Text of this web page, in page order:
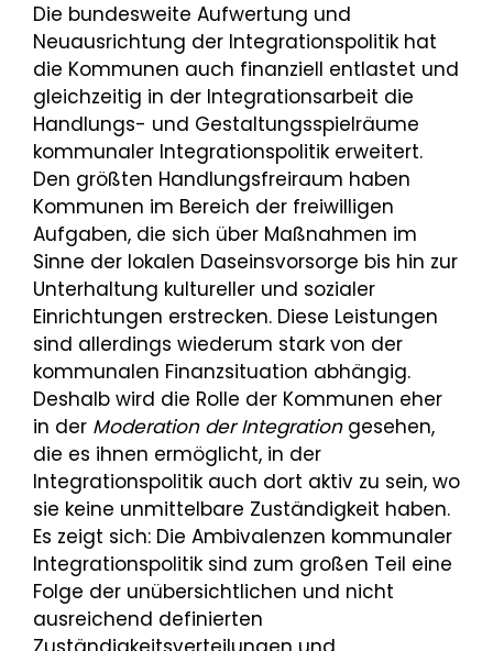
Die bundesweite Aufwertung und
Neuausrichtung der Integrationspolitik hat
die Kommunen auch finanziell entlastet und
gleichzeitig in der Integrationsarbeit die
Handlungs- und Gestaltungsspielräume
kommunaler Integrationspolitik erweitert.
Den größten Handlungsfreiraum haben
Kommunen im Bereich der freiwilligen
Aufgaben, die sich über Maßnahmen im
Sinne der lokalen Daseinsvorsorge bis hin zur
Unterhaltung kultureller und sozialer
Einrichtungen erstrecken. Diese Leistungen
sind allerdings wiederum stark von der
kommunalen Finanzsituation abhängig.
Deshalb wird die Rolle der Kommunen eher
in der Moderation der Integrationgesehen,
die es ihnen ermöglicht, in der
Integrationspolitik auch dort aktiv zu sein, wo
sie keine unmittelbare Zuständigkeit haben.
Es zeigt sich: Die Ambivalenzen kommunaler
Integrationspolitik sind zum großen Teil eine
Folge der unübersichtlichen und nicht
ausreichend definierten